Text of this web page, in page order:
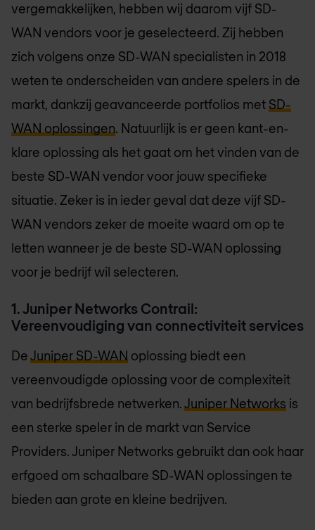
vergemakkelijken, hebben wij daarom vijf SD-
WAN vendors voor je geselecteerd. Zij hebben
zich volgens onze SD-WAN specialisten in 2018
weten te onderscheiden van andere spelers in de
markt, dankzij geavanceerde portfolios met SD-
WAN oplossingen. Natuurlijk is er geen kant-en-
klare oplossing als het gaat om het vinden van de
beste SD-WAN vendor voor jouw specifieke
situatie. Zeker is in ieder geval dat deze vijf SD-
WAN vendors zeker de moeite waard om op te
letten wanneer je de beste SD-WAN oplossing
voor je bedrijf wil selecteren.
1. Juniper Networks Contrail:
Vereenvoudiging van connectiviteit services
DeJuniper SD-WAN oplossing biedt een
vereenvoudigde oplossing voor de complexiteit
van bedrijfsbrede netwerken.Juniper Networks is
een sterke speler in de markt van Service
Providers. Juniper Networks gebruikt dan ook haar
erfgoed om schaalbare SD-WAN oplossingen te
bieden aan grote en kleine bedrijven.